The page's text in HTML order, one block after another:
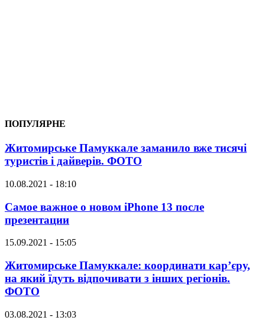
ПОПУЛЯРНЕ
Житомирське Памуккале заманило вже тисячі
туристів і дайверів. ФОТО
10.08.2021 - 18:10
Самое важное о новом iPhone 13 после
презентации
15.09.2021 - 15:05
Житомирське Памуккале: координати кар’єру,
на який їдуть відпочивати з інших регіонів.
ФОТО
03.08.2021 - 13:03